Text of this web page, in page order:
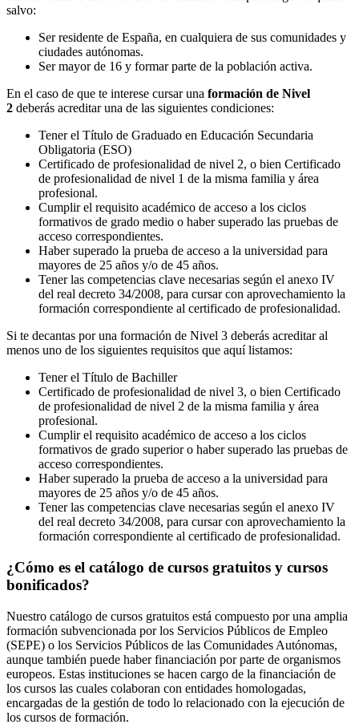
salvo:
Ser residente de España, en cualquiera de sus comunidades y
ciudades autónomas.
Ser mayor de 16 y formar parte de la población activa.
En el caso de que te interese cursar una formación de Nivel
2 deberás acreditar una de las siguientes condiciones:
Tener el Título de Graduado en Educación Secundaria
Obligatoria (ESO)
Certificado de profesionalidad de nivel 2, o bien Certificado
de profesionalidad de nivel 1 de la misma familia y área
profesional.
Cumplir el requisito académico de acceso a los ciclos
formativos de grado medio o haber superado las pruebas de
acceso correspondientes.
Haber superado la prueba de acceso a la universidad para
mayores de 25 años y/o de 45 años.
Tener las competencias clave necesarias según el anexo IV
del real decreto 34/2008, para cursar con aprovechamiento la
formación correspondiente al certificado de profesionalidad.
Si te decantas por una formación de Nivel 3 deberás acreditar al
menos uno de los siguientes requisitos que aquí listamos:
Tener el Título de Bachiller
Certificado de profesionalidad de nivel 3, o bien Certificado
de profesionalidad de nivel 2 de la misma familia y área
profesional.
Cumplir el requisito académico de acceso a los ciclos
formativos de grado superior o haber superado las pruebas de
acceso correspondientes.
Haber superado la prueba de acceso a la universidad para
mayores de 25 años y/o de 45 años.
Tener las competencias clave necesarias según el anexo IV
del real decreto 34/2008, para cursar con aprovechamiento la
formación correspondiente al certificado de profesionalidad.
¿Cómo es el catálogo de cursos gratuitos y cursos
bonificados?
Nuestro catálogo de cursos gratuitos está compuesto por una amplia
formación subvencionada por los Servicios Públicos de Empleo
(SEPE) o los Servicios Públicos de las Comunidades Autónomas,
aunque también puede haber financiación por parte de organismos
europeos. Estas instituciones se hacen cargo de la financiación de
los cursos las cuales colaboran con entidades homologadas,
encargadas de la gestión de todo lo relacionado con la ejecución de
los cursos de formación.